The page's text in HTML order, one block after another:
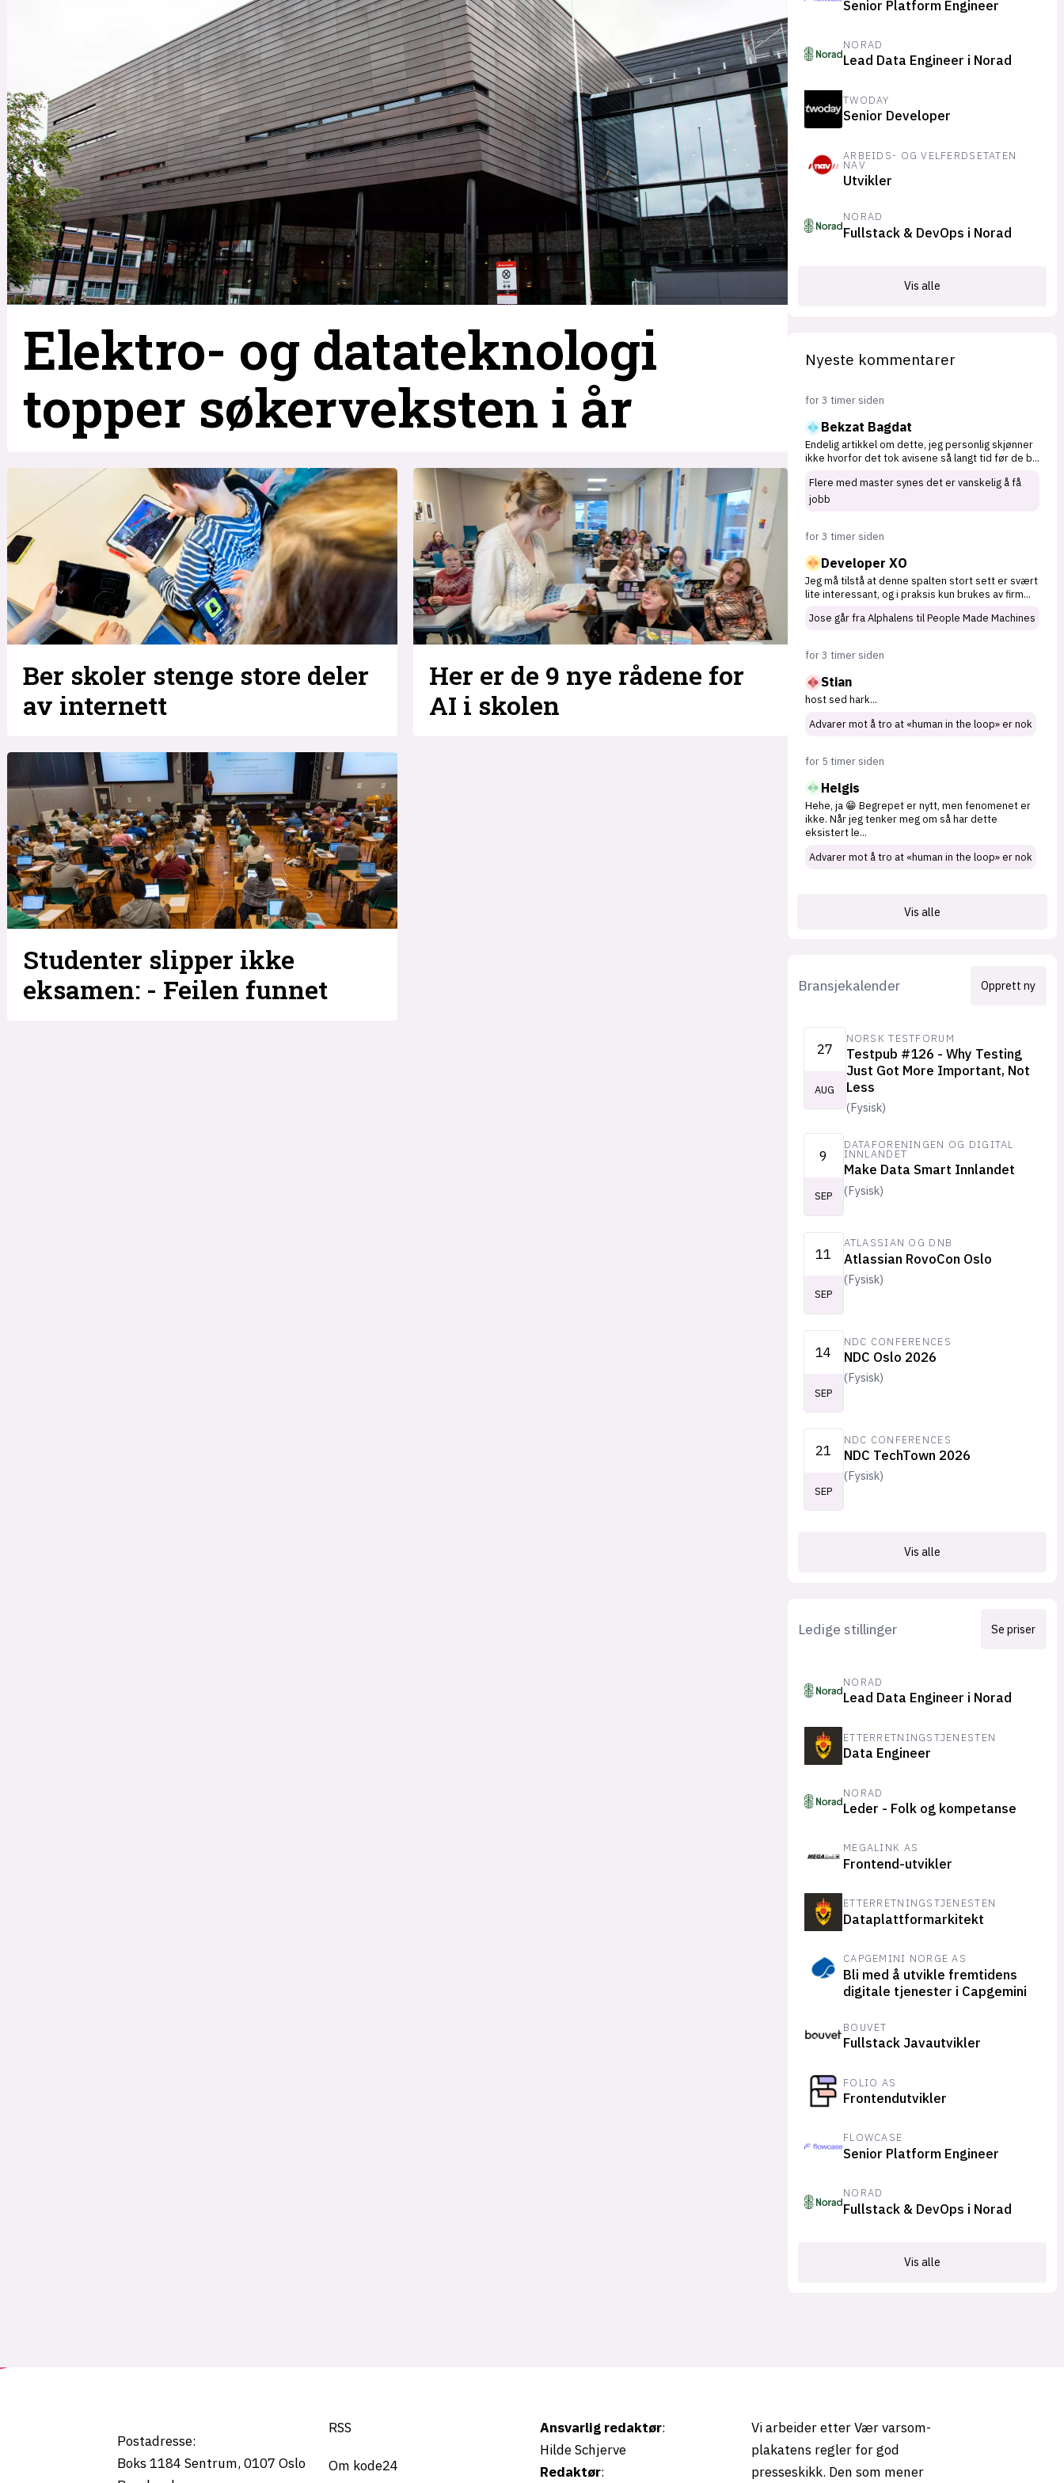
Elektro- og datateknologi
topper søkerveksten i år
Ber skoler stenge store deler
av internett
Her er de 9 nye rådene for
AI i skolen
Studenter slipper ikke
eksamen: - Feilen funnet
suksesshistorier
Senior Platform Engineer
NORAD
Lead Data Engineer i Norad
TWODAY
Senior Developer
ARBEIDS- OG VELFERDSETATEN
NAV
Utvikler
NORAD
Fullstack & DevOps i Norad
Vis alle
Nyeste kommentarer
for 3 timer siden
Bekzat Bagdat
Endelig artikkel om dette, jeg personlig skjønner
ikke hvorfor det tok avisene så langt tid før de b...
Flere med master synes det er vanskelig å få
jobb
for 3 timer siden
Developer XO
Jeg må tilstå at denne spalten stort sett er svært
lite interessant, og i praksis kun brukes av firm...
Jose går fra Alphalens til People Made Machines
for 3 timer siden
Stian
host sed hark...
Advarer mot å tro at «human in the loop» er nok
for 5 timer siden
Helgis
Hehe, ja 😁 Begrepet er nytt, men fenomenet er
ikke. Når jeg tenker meg om så har dette
eksistert le...
Advarer mot å tro at «human in the loop» er nok
Vis alle
Bransjekalender Opprett ny
27
AUG
NORSK TESTFORUM
Testpub #126 - Why Testing
Just Got More Important, Not
Less
(Fysisk)
9
SEP
DATAFORENINGEN OG DIGITAL
INNLANDET
Make Data Smart Innlandet
(Fysisk)
11
SEP
ATLASSIAN OG DNB
Atlassian RovoCon Oslo
(Fysisk)
14
SEP
NDC CONFERENCES
NDC Oslo 2026
(Fysisk)
21
SEP
NDC CONFERENCES
NDC TechTown 2026
(Fysisk)
Vis alle
Ledige stillinger Se priser
NORAD
Lead Data Engineer i Norad
ETTERRETNINGSTJENESTEN
Data Engineer
NORAD
Leder - Folk og kompetanse
MEGALINK AS
Frontend-utvikler
ETTERRETNINGSTJENESTEN
Dataplattformarkitekt
CAPGEMINI NORGE AS
Bli med å utvikle fremtidens
digitale tjenester i Capgemini
BOUVET
Fullstack Javautvikler
FOLIO AS
Frontendutvikler
FLOWCASE
Senior Platform Engineer
NORAD
Fullstack & DevOps i Norad
Vis alle
utdanningsdirektoratet
Postadresse:
Boks 1184 Sentrum,0107 Oslo
RSS
Om kode24
Ansvarlig redaktør:
Hilde Schjerve
Redaktør:
Vi arbeider etter Vær varsom-
plakatens regler for god
presseskikk. Den som mener